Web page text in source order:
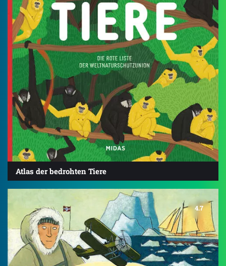
Atlas der bedrohten Tiere
4.7